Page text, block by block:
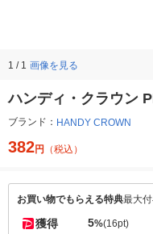
1 / 1 画像を見る
ハンディ・クラウン
ブランド： HANDY CROWN
382円 （税込）
お買い物でもらえる特典最大
獲得 5%(16pt)